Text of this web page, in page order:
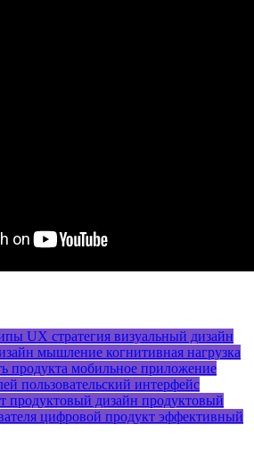
UX стратегия визуальный дизайн
мышление когнитивная нагрузка
продукта мобильное приложение
пользовательский интерфейс
продуктовый дизайн продуктовый
цифровой продукт эффективный